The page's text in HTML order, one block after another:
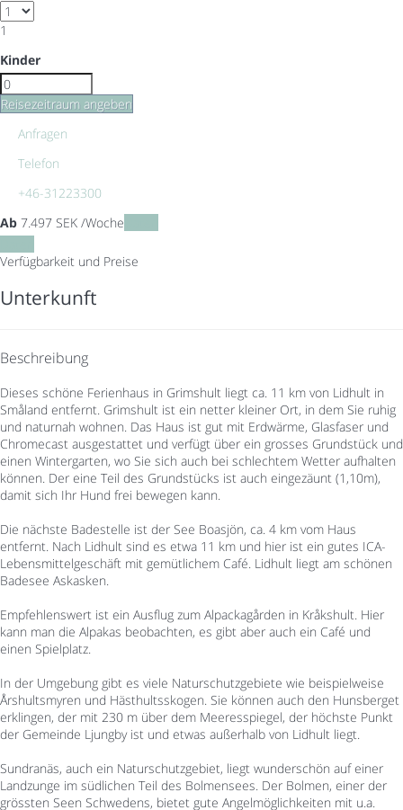
1
Kinder
Reisezeitraum angeben
Anfragen
Telefon
+46-31223300
Ab 7.497 SEK /Woche
Verfügbarkeit und Preise
Unterkunft
Beschreibung
Dieses schöne Ferienhaus in Grimshult liegt ca. 11 km von Lidhult in
Småland entfernt. Grimshult ist ein netter kleiner Ort, in dem Sie ruhig
und naturnah wohnen. Das Haus ist gut mit Erdwärme, Glasfaser und
Chromecast ausgestattet und verfügt über ein grosses Grundstück und
einen Wintergarten, wo Sie sich auch bei schlechtem Wetter aufhalten
können. Der eine Teil des Grundstücks ist auch eingezäunt (1,10m),
damit sich Ihr Hund frei bewegen kann.
Die nächste Badestelle ist der See Boasjön, ca. 4 km vom Haus
entfernt. Nach Lidhult sind es etwa 11 km und hier ist ein gutes ICA-
Lebensmittelgeschäft mit gemütlichem Café. Lidhult liegt am schönen
Badesee Askasken.
Empfehlenswert ist ein Ausflug zum Alpackagården in Kråkshult. Hier
kann man die Alpakas beobachten, es gibt aber auch ein Café und
einen Spielplatz.
In der Umgebung gibt es viele Naturschutzgebiete wie beispielweise
Årshultsmyren und Hästhultsskogen. Sie können auch den Hunsberget
erklingen, der mit 230 m über dem Meeresspiegel, der höchste Punkt
der Gemeinde Ljungby ist und etwas außerhalb von Lidhult liegt.
Sundranäs, auch ein Naturschutzgebiet, liegt wunderschön auf einer
Landzunge im südlichen Teil des Bolmensees. Der Bolmen, einer der
grössten Seen Schwedens, bietet gute Angelmöglichkeiten mit u.a.